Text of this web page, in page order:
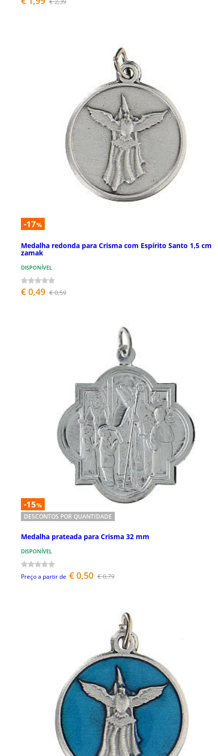
-17%
Medalha redonda para Crisma com Espírito Santo 1,5 cm
zamak
DISPONÍVEL
€ 0,49 € 0,59
-15%
DESCONTOS POR QUANTIDADE
Medalha prateada para Crisma 32 mm
DISPONÍVEL
Preço a partir de € 0,50 € 0,79